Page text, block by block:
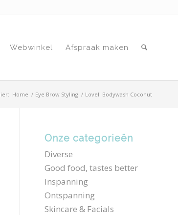
Webwinkel Afspraak maken
Home / Eye Brow Styling / Loveli Bodywash Coconut
Onze categorieën
Diverse
Good food, tastes better
Inspanning
Ontspanning
Skincare & Facials